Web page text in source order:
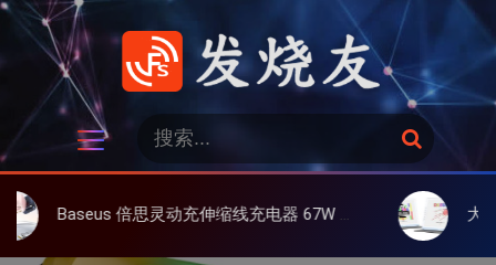
跳
发烧友
：
搜
索
倍思灵动充伸缩线充电器 67W 3C，超耐用可伸缩线、氮化镓、3C多设备同时充 大上 Paperlike 13K